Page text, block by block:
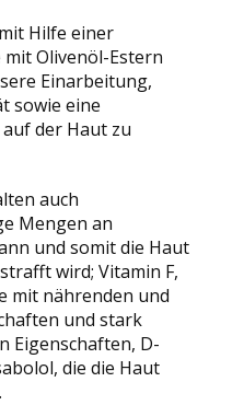
Hilfe einer
Olivenöl-Estern
Einarbeitung,
sowie eine
der Haut zu
auch
Mengen an
und somit die Haut
wird; Vitamin F,
mit nährenden und
und stark
Eigenschaften, D-
die die Haut